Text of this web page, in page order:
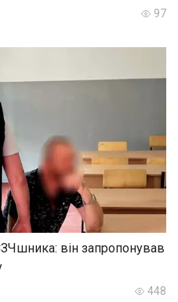
97
він запропонував
448